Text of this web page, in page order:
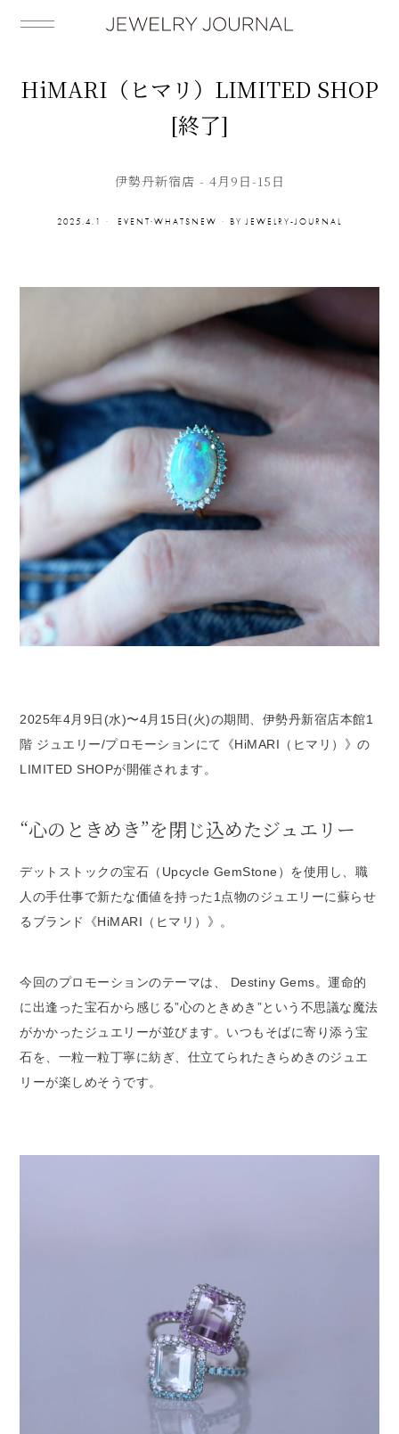
HiMARI（ヒマリ）LIMITED SHOP
[終了]
伊勢丹新宿店 - 4月9日-15日
2025.4.1 EVENT·WHATSNEW BY JEWELRY-JOURNAL
2025年4月9日(水)〜4月15日(火)の期間、伊勢丹新宿店本館1
階 ジュエリー/プロモーションにて《HiMARI（ヒマリ）》の
LIMITED SHOPが開催されます。
“心のときめき”を閉じ込めたジュエリー
デットストックの宝石（Upcycle GemStone）を使用し、職
人の手仕事で新たな価値を持った1点物のジュエリーに蘇らせ
るブランド《HiMARI（ヒマリ）》。
今回のプロモーションのテーマは、 Destiny Gems。運命的
に出逢った宝石から感じる”心のときめき”という不思議な魔法
がかかったジュエリーが並びます。いつもそばに寄り添う宝
石を、一粒一粒丁寧に紡ぎ、仕立てられたきらめきのジュエ
リーが楽しめそうです。